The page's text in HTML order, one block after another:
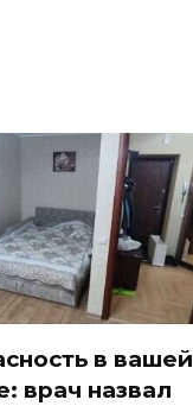
в вашей
врач назвал